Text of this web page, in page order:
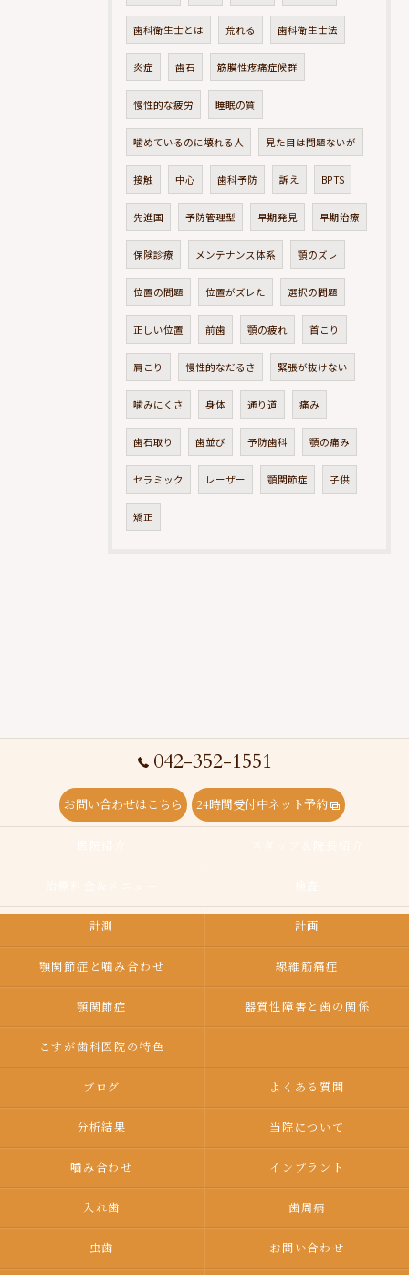
歯科衛生士とは 荒れる 歯科衛生士法
炎症 歯石 筋膜性疼痛症候群
慢性的な疲労 睡眠の質
噛めているのに壊れる人 見た目は問題ないが
接触 中心 歯科予防 訴え BPTS
先進国 予防管理型 早期発見 早期治療
保険診療 メンテナンス体系 顎のズレ
位置の問題 位置がズレた 選択の問題
正しい位置 前歯 顎の疲れ 首こり
肩こり 慢性的なだるさ 緊張が抜けない
噛みにくさ 身体 通り道 痛み
歯石取り 歯並び 予防歯科 顎の痛み
セラミック レーザー 顎関節症 子供
矯正
042-352-1551
お問い合わせはこちら 24時間受付中ネット予約
計測 計画
顎関節症と噛み合わせ 線維筋痛症
顎関節症 器質性障害と歯の関係
こすが歯科医院の特色
ブログ よくある質問
分析結果 当院について
嚙み合わせ インプラント
入れ歯 歯周病
虫歯 お問い合わせ